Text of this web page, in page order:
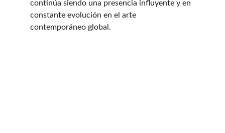
continúa siendo una presencia influyente y en
constante evolución en el arte
contemporáneo global.